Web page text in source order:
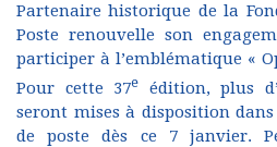
Partenaire historique de la
Poste renouvelle son
participer à l’emblématique «
Pour cette 37e édition, plus
seront mises à disposition
de poste dès ce 7 janvier.